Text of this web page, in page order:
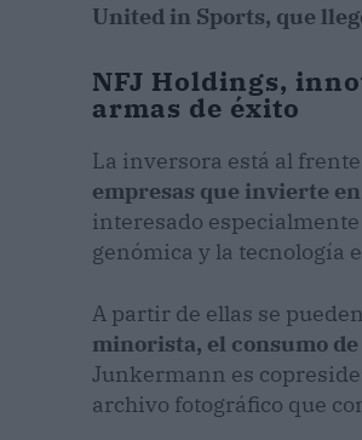
United in Sports, que
NFJ Holdings,
armas de éxito
La inversora está al
empresas que invierte
interesado
genómica y la tecnología
A partir de ellas se
minorista, el consumo
Junkermann es
archivo fotográfico que